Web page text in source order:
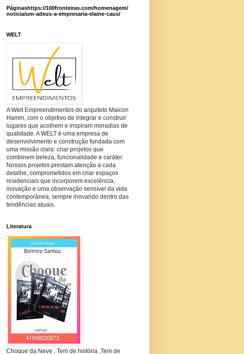
Páginashttps://100fronteiras.com/homenagem/
noticia/um-adeus-a-empresaria-elaine-caus/
WELT
A Welt Empreendimentos do arquiteto Maicon
Hamm, com o objetivo de integrar e construir
lugares que acolhem e inspiram moradias de
qualidade. A WELT é uma empresa de
desenvolvimento e construção fundada com
uma missão clara: criar projetos que
combinem beleza, funcionalidade e caráter.
Nossos projetos prestam atenção a cada
detalhe, comprometidos em criar espaços
residenciais que incorporem excelência,
inovação e uma observação sensível da vida
contemporânea, sempre inovando dentro das
tendências atuais.
Literatura
Choque da Neve , Tem de história ,Tem de